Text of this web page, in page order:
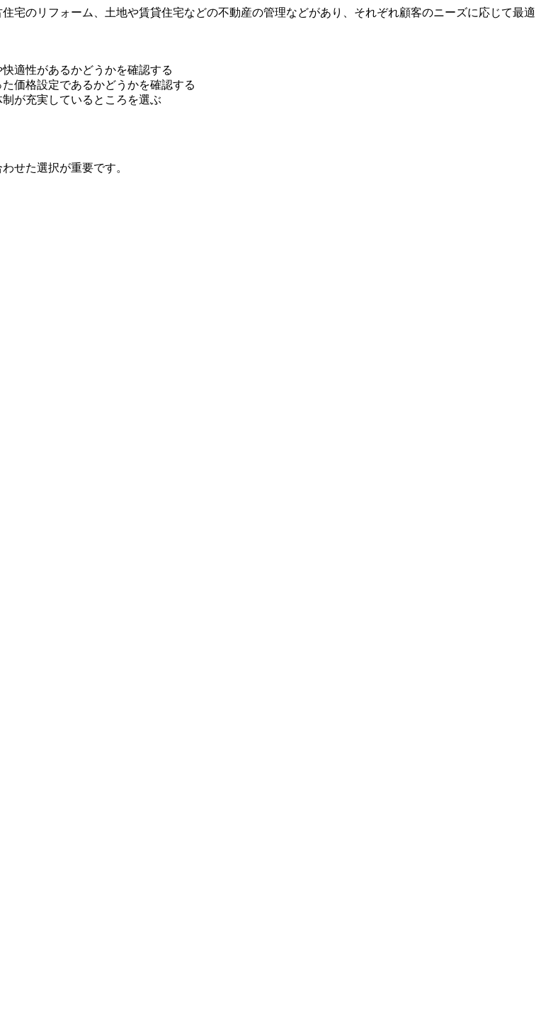
宅のリフォーム、土地や賃貸住宅などの不動産の管理などがあり、それぞれ顧客のニーズに応じて最適
適性があるかどうかを確認する
価格設定であるかどうかを確認する
が充実しているところを選ぶ
せた選択が重要です。